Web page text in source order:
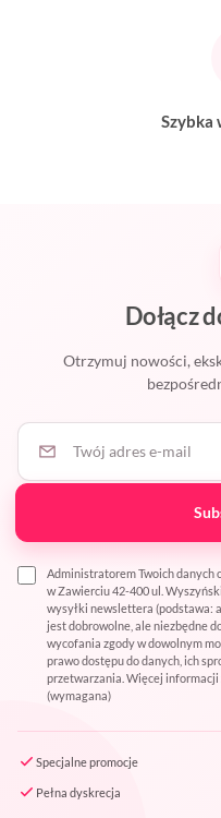
Szybka
Dołącz
Otrzymuj nowości,
Twój adres e-mail
Administratorem Twoich danych
w Zawierciu 42-400 ul.
wysyłki newslettera (podstawa:
jest dobrowolne, ale niezbędne
wycofania zgody w dowolnym
prawo dostępu do danych, ich
przetwarzania. Więcej informacji
(wymagana)
Specjalne promocje
Pełna dyskrecja